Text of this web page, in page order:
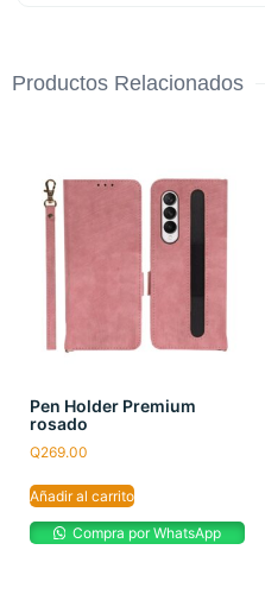
Productos Relacionados
Pen Holder Premium
rosado
Q269.00
Añadir al carrito
Compra por WhatsApp